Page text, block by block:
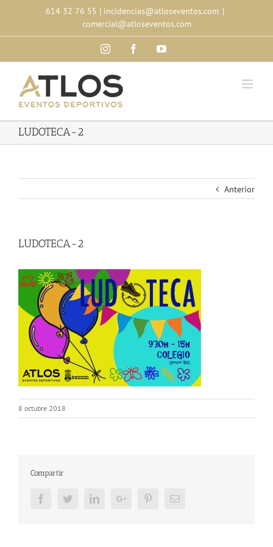
content
614 32 76 55 | incidencias@atloseventos.com |
comercial@atloseventos.com
InstagramFacebookYouTube
LUDOTECA-2
Anterior
LUDOTECA-2
8 octubre 2018
Compartir
FacebookTwitterLinkedInGoogle+ PinterestEmail